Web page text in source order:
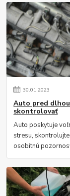
30.01.2023
Auto pred
skontrolovať
Auto poskytuje
stresu,
osobitnú